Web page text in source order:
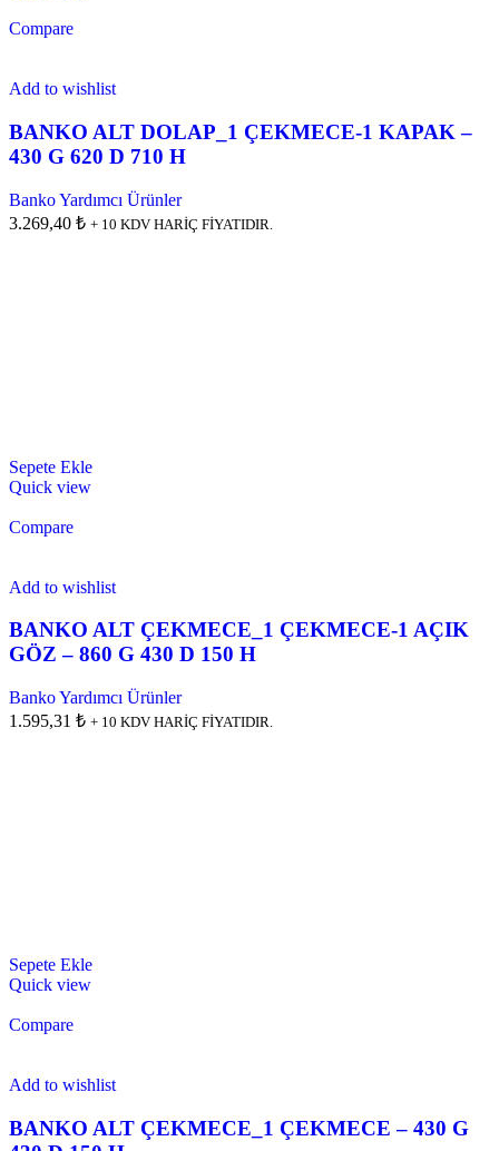
Compare
Add to wishlist
BANKO ALT DOLAP_1 ÇEKMECE-1 KAPAK –
430 G 620 D 710 H
Banko Yardımcı Ürünler
3.269,40 ₺ + 10 KDV HARİÇ FİYATIDIR.
Sepete Ekle
Quick view
Compare
Add to wishlist
BANKO ALT ÇEKMECE_1 ÇEKMECE-1 AÇIK
GÖZ – 860 G 430 D 150 H
Banko Yardımcı Ürünler
1.595,31 ₺ + 10 KDV HARİÇ FİYATIDIR.
Sepete Ekle
Quick view
Compare
Add to wishlist
BANKO ALT ÇEKMECE_1 ÇEKMECE – 430 G